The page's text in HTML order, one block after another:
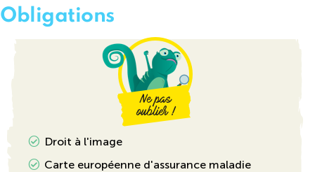
Obligations
Droit à l'image
Carte européenne d'assurance maladie